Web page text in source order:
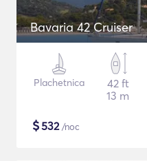
Bavaria 42 Cruiser
Plachetnica
42 ft
13 m
$532/noc